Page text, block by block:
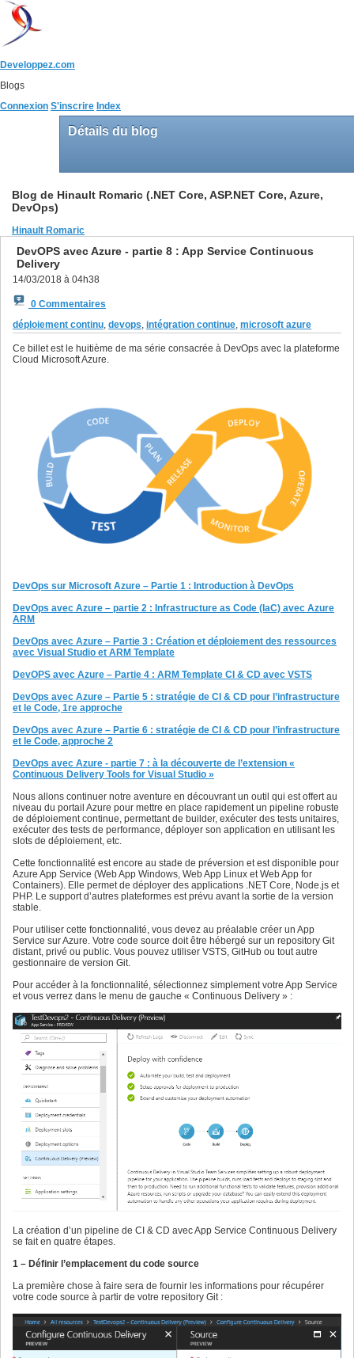
Developpez.com
Blogs
Connexion S'inscrire Index
Détails du blog
Blog de Hinault Romaric (.NET Core, ASP.NET Core, Azure,
DevOps)
Hinault Romaric
DevOPS avec Azure - partie 8 : App Service Continuous
Delivery
14/03/2018 à 04h38
0 Commentaires
déploiement continu, devops, intégration continue, microsoft azure
Ce billet est le huitième de ma série consacrée à DevOps avec la plateforme
Cloud Microsoft Azure.
DevOps sur Microsoft Azure – Partie 1 : Introduction à DevOps
DevOps avec Azure – partie 2 : Infrastructure as Code (IaC) avec Azure
ARM
DevOps avec Azure – Partie 3 : Création et déploiement des ressources
avec Visual Studio et ARM Template
DevOPS avec Azure – Partie 4 : ARM Template CI & CD avec VSTS
DevOps avec Azure – Partie 5 : stratégie de CI & CD pour l’infrastructure
et le Code, 1re approche
DevOps avec Azure – Partie 6 : stratégie de CI & CD pour l’infrastructure
et le Code, approche 2
DevOps avec Azure - partie 7 : à la découverte de l’extension «
Continuous Delivery Tools for Visual Studio »
Nous allons continuer notre aventure en découvrant un outil qui est offert au
niveau du portail Azure pour mettre en place rapidement un pipeline robuste
de déploiement continue, permettant de builder, exécuter des tests unitaires,
exécuter des tests de performance, déployer son application en utilisant les
slots de déploiement, etc.
Cette fonctionnalité est encore au stade de préversion et est disponible pour
Azure App Service (Web App Windows, Web App Linux et Web App for
Containers). Elle permet de déployer des applications .NET Core, Node.js et
PHP. Le support d’autres plateformes est prévu avant la sortie de la version
stable.
Pour utiliser cette fonctionnalité, vous devez au préalable créer un App
Service sur Azure. Votre code source doit être hébergé sur un repository Git
distant, privé ou public. Vous pouvez utiliser VSTS, GitHub ou tout autre
gestionnaire de version Git.
Pour accéder à la fonctionnalité, sélectionnez simplement votre App Service
et vous verrez dans le menu de gauche « Continuous Delivery » :
La création d’un pipeline de CI & CD avec App Service Continuous Delivery
se fait en quatre étapes.
1 – Définir l’emplacement du code source
La première chose à faire sera de fournir les informations pour récupérer
votre code source à partir de votre repository Git :